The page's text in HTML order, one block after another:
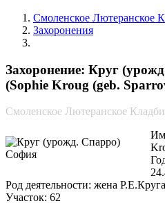
Смоленское Лютеранское
Захоронения
Захоронение: Круг
(Sophie Kroug (geb.
Смоленское Лютеранское
Род деятельности: жена
Участок: 62